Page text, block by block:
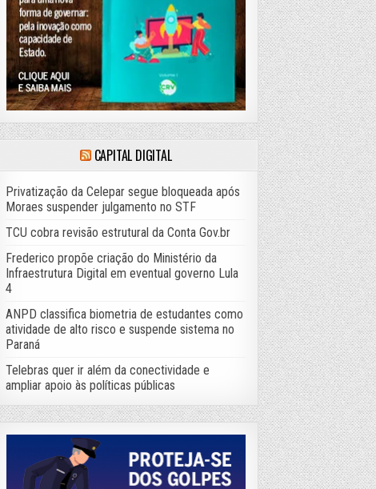
CAPITAL DIGITAL
Privatização da Celepar segue bloqueada após
Moraes suspender julgamento no STF
TCU cobra revisão estrutural da Conta Gov.br
Frederico propõe criação do Ministério da
Infraestrutura Digital em eventual governo Lula
4
ANPD classifica biometria de estudantes como
atividade de alto risco e suspende sistema no
Paraná
Telebras quer ir além da conectividade e
ampliar apoio às políticas públicas